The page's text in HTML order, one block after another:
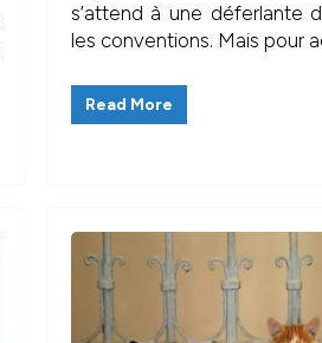
s’attend à une déferlante
les conventions. Mais pour
Read More